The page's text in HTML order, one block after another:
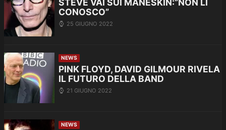
STEVE VAI SUI MANESKIN:”NON LI
CONOSCO”
25 GIUGNO 2022
NEWS
PINK FLOYD, DAVID GILMOUR RIVELA
IL FUTURO DELLA BAND
21 GIUGNO 2022
NEWS